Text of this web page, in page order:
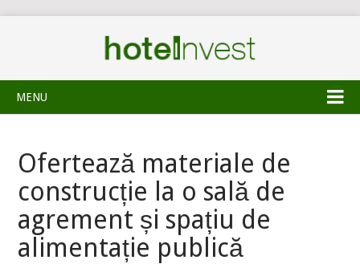
MENU
Ofertează materiale de
construcție la o sală de
agrement și spațiu de
alimentație publică